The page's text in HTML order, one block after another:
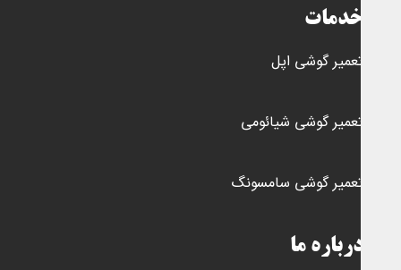
گوشی اپل
گوشی شیائومی
گوشی سامسونگ
ما